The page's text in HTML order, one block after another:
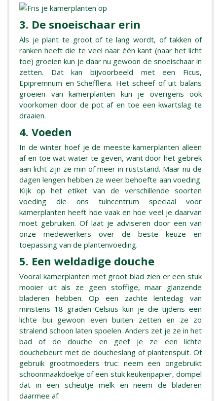
3. De snoeischaar erin
Als je plant te groot of te lang wordt, of takken of
ranken heeft die te veel naar één kant (naar het licht
toe) groeien kun je daar nu gewoon de snoeischaar in
zetten. Dat kan bijvoorbeeld met een Ficus,
Epipremnum en Schefflera. Het scheef of uit balans
groeien van kamerplanten kun je overigens ook
voorkomen door de pot af en toe een kwartslag te
draaien.
4. Voeden
In de winter hoef je de meeste kamerplanten alleen
af en toe wat water te geven, want door het gebrek
aan licht zijn ze min of meer in ruststand. Maar nu de
dagen lengen hebben ze weer behoefte aan voeding.
Kijk op het etiket van de verschillende soorten
voeding die ons tuincentrum speciaal voor
kamerplanten heeft hoe vaak en hoe veel je daarvan
moet gebruiken. Of laat je adviseren door een van
onze medewerkers over de beste keuze en
toepassing van de plantenvoeding.
5. Een weldadige douche
Vooral kamerplanten met groot blad zien er een stuk
mooier uit als ze geen stoffige, maar glanzende
bladeren hebben. Op een zachte lentedag van
minstens 18 graden Celsius kun je die tijdens een
lichte bui gewoon even buiten zetten en ze zo
stralend schoon laten spoelen. Anders zet je ze in het
bad of de douche en geef je ze een lichte
douchebeurt met de doucheslang of plantenspuit. Of
gebruik grootmoeders truc: neem een ongebruikt
schoonmaakdoekje of een stuk keukenpapier, dompel
dat in een scheutje melk en neem de bladeren
daarmee af.